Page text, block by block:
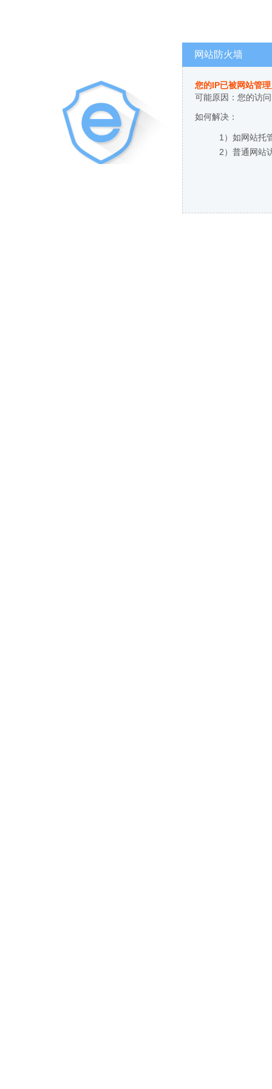
网站防火墙
您的IP已被网站管
可能原因：您的访
如何解决：
1）如网站托
2）普通网站